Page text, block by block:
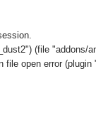
(file "addons/
file open error (plugin